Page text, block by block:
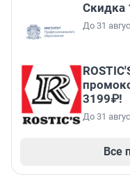
Скидка
До 31
3199₽!
До 31
Все